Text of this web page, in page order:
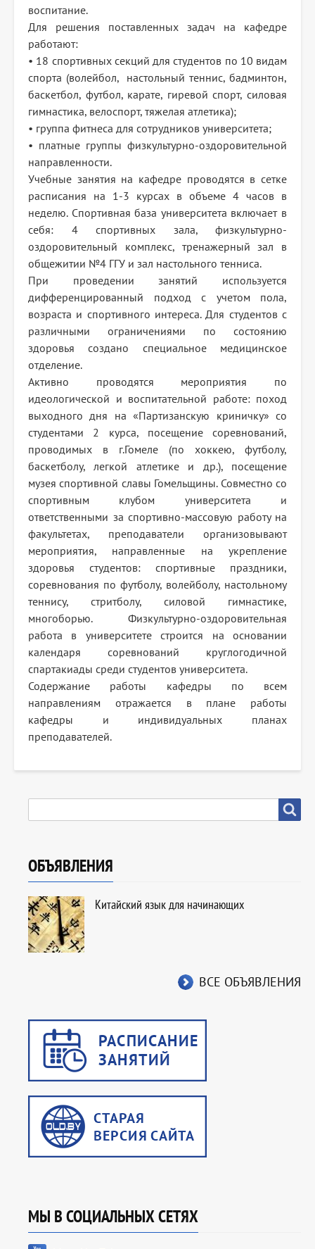
воспитание.
Для решения поставленных задач на кафедре
работают:
• 18 спортивных секций для студентов по 10 видам
спорта (волейбол, настольный теннис, бадминтон,
баскетбол, футбол, карате, гиревой спорт, силовая
гимнастика, велоспорт, тяжелая атлетика);
• группа фитнеса для сотрудников университета;
• платные группы физкультурно-оздоровительной
направленности.
Учебные занятия на кафедре проводятся в сетке
расписания на 1-3 курсах в объеме 4 часов в
неделю. Спортивная база университета включает в
себя: 4 спортивных зала, физкультурно-
оздоровительный комплекс, тренажерный зал в
общежитии №4 ГГУ и зал настольного тенниса.
При проведении занятий используется
дифференцированный подход с учетом пола,
возраста и спортивного интереса. Для студентов с
различными ограничениями по состоянию
здоровья создано специальное медицинское
отделение.
Активно проводятся мероприятия по
идеологической и воспитательной работе: поход
выходного дня на «Партизанскую криничку» со
студентами 2 курса, посещение соревнований,
проводимых в г.Гомеле (по хоккею, футболу,
баскетболу, легкой атлетике и др.), посещение
музея спортивной славы Гомельщины. Совместно со
спортивным клубом университета и
ответственными за спортивно-массовую работу на
факультетах, преподаватели организовывают
мероприятия, направленные на укрепление
здоровья студентов: спортивные праздники,
соревнования по футболу, волейболу, настольному
теннису, стритболу, силовой гимнастике,
многоборью. Физкультурно-оздоровительная
работа в университете строится на основании
календаря соревнований круглогодичной
спартакиады среди студентов университета.
Содержание работы кафедры по всем
направлениям отражается в плане работы
кафедры и индивидуальных планах
преподавателей.
ОБЪЯВЛЕНИЯ
Китайский язык для начинающих
ВСЕ ОБЪЯВЛЕНИЯ
МЫ В СОЦИАЛЬНЫХ СЕТЯХ